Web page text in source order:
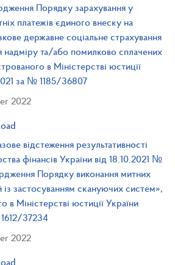
Порядку зарахування у
платежів єдиного внеску на
державне соціальне страхування
надміру та/або помилково сплачених
в Міністерстві юстиції
за № 1185/36807
2022
відстеження результативності
фінансів України від 18.10.2021 №
Порядку виконання митних
застосуванням скануючих систем»,
в Міністерстві юстиції України
37234
2022